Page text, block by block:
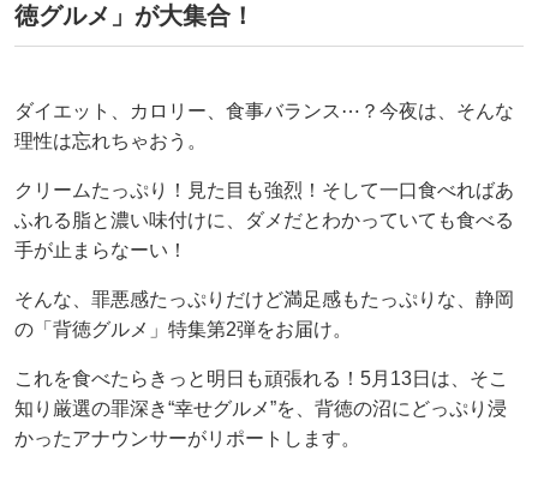
徳グルメ」が大集合！
ダイエット、カロリー、食事バランス⋯？今夜は、そんな
理性は忘れちゃおう。
クリームたっぷり！見た目も強烈！そして一口食べればあ
ふれる脂と濃い味付けに、ダメだとわかっていても食べる
手が止まらなーい！
そんな、罪悪感たっぷりだけど満足感もたっぷりな、静岡
の「背徳グルメ」特集第2弾をお届け。
これを食べたらきっと明日も頑張れる！5月13日は、そこ
知り厳選の罪深き“幸せグルメ”を、背徳の沼にどっぷり浸
かったアナウンサーがリポートします。